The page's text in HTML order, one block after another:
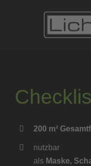
200 m²
nutzbar
als Maske,